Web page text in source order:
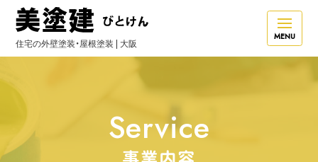
住宅の外壁塗装・屋根塗装 | 大阪
MENU
Service